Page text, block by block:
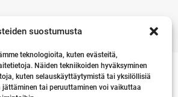
suostumusta
teknologioita, kuten evästeitä,
Näiden tekniikoiden hyväksyminen
kuten selauskäyttäytymistä tai yksilöllisiä
tai peruuttaminen voi vaikuttaa